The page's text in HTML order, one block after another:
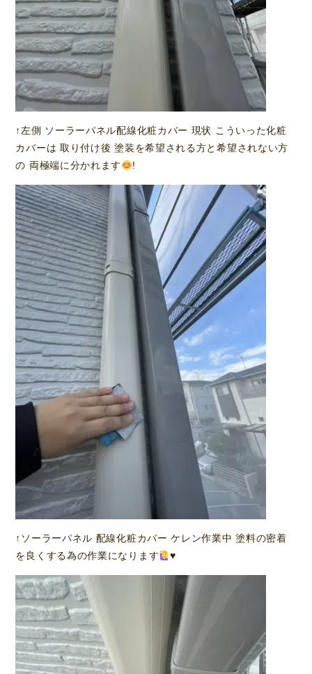
↑左側 ソーラーパネル配線化粧カバー 現状 こういった化粧
カバーは 取り付け後 塗装を希望される方と希望されない方
の 両極端に分かれます
!
↑ソーラーパネル 配線化粧カバー ケレン作業中 塗料の密着
を良くする為の作業になります
♥️